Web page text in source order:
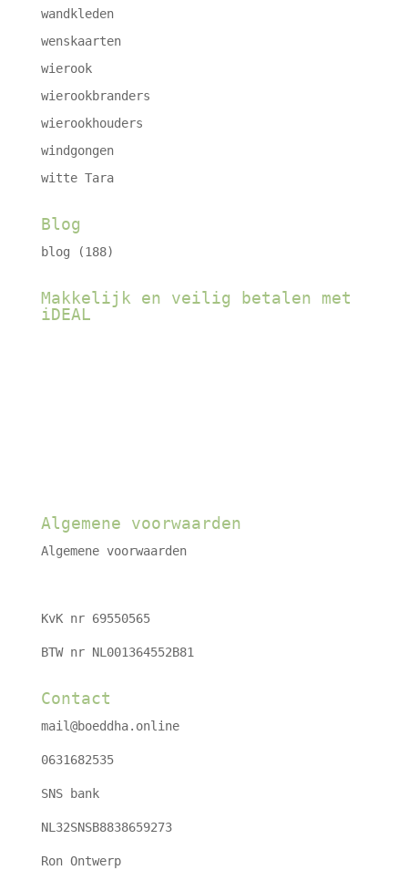
wandkleden
wenskaarten
wierook
wierookbranders
wierookhouders
windgongen
witte Tara
Blog
blog (188)
Makkelijk en veilig betalen met
iDEAL
Algemene voorwaarden
Algemene voorwaarden
KvK nr 69550565
BTW nr NL001364552B81
Contact
mail@boeddha.online
0631682535
SNS bank
NL32SNSB8838659273
Ron Ontwerp